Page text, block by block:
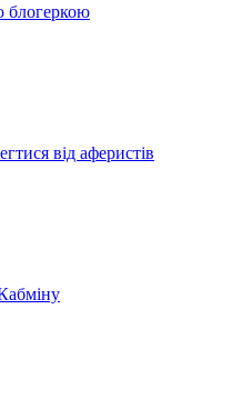
блогеркою
від аферистів